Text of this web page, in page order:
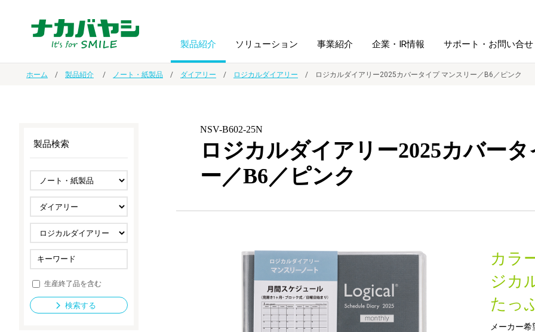
製品紹介
ノート・紙製品
ファイル・
ホルダー用品
スマートフォン・
タブレット関連
防災・
セキュリティ用品
法人向け製品 新製品一覧
ソリューション
オーダー手帳・ノベルティ制作 学校ソリューション
ドキュメントスキャニングサービス
導入事例
事業紹介 企業・IR情報
IR情報 沿革
サステナビリティ
サポート・お問い合せ
ホーム 製品紹介 ノート・紙製品 ダイアリー ロジカルダイアリー ロジカルダイアリー2025カバータイプ マンスリー／B6／ピンク
NSV-B602-25N
ロジカルダイアリー2025カバー
ー／B6／ピンク
カラ
ジカ
たっ
メーカー
製品検索
生産終了品を含む
検索する